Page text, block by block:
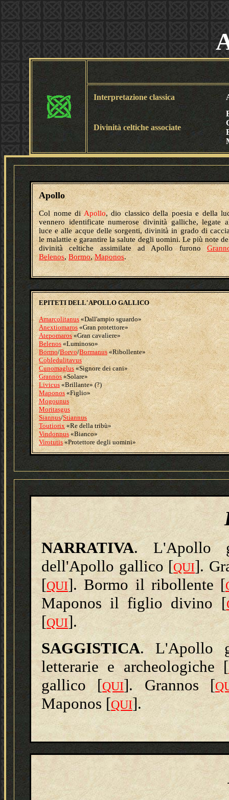
Interpretazione classica
Divinità celtiche associate
Apollo
Col nome diApollo, dio classico della poesia e della
vennero identificate numerose divinità galliche, legate
luce e alle acque delle sorgenti, divinità in grado di
le malattie e garantire la salute degli uomini. Le più note
divinità celtiche assimilate ad Apollo furono
Belenos,Bormo,Maponos.
EPITETI DELL'APOLLO GALLICO
Amarcolitanus«Dall'ampio sguardo»
Anextiomaros«Gran protettore»
Atepomaros«Gran cavaliere»
Belenos«Luminoso»
Bormo/Borvo/Bormanus«Ribollente»
Cobledulitavus
Cunomaglus«Signore dei cani»
Grannos «Solare»
Livicus«Brillante» (?)
Maponos«Figlio»
Mogounus
Moritasgus
Siannus/Stiannus
Toutiorix«Re della tribù»
Vindonnus«Bianco»
Virotutis«Protettore degli uomini»
NARRATIVA. L'Apollo
dell'Apollo gallico [QUI].
[QUI]. Bormo il ribollente [
Maponos il figlio divino [
[QUI].
SAGGISTICA. L'Apollo
letterarie e archeologiche [
gallico [QUI]. Grannos [
Maponos [QUI].